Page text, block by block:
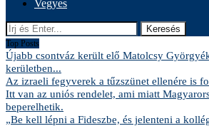
Vegyes
Keresés
Top Posts
Újabb csontváz került elő Matolcsy
kerületben...
Az izraeli fegyverek a tűzszünet ellenére is
Itt van az uniós rendelet, ami miatt
beperelhetik.
„Be kell lépni a Fideszbe, és jelenteni a